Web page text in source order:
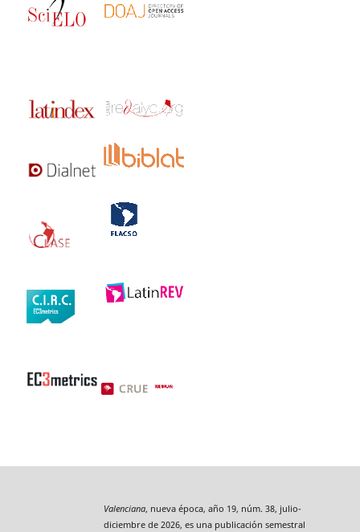
Valenciana, nueva época, año 19, núm. 38, julio-
diciembre de 2026, es una publicación semestral